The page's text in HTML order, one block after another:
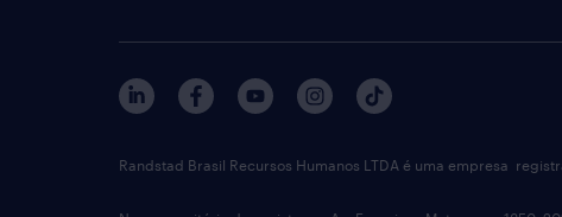
Randstad Brasil Recursos Humanos LTDA é uma empresa